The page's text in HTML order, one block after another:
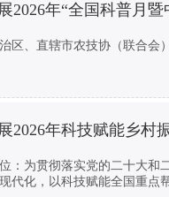
2026年“全国科普月
区、直辖市农技协（联合会
2026年科技赋能乡村
：为贯彻落实党的二十大和
代化，以科技赋能全国重点